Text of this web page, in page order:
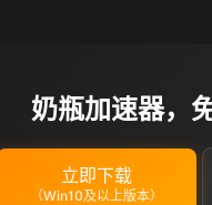
奶瓶加速器，
立即下载
（Win10及以上版本）